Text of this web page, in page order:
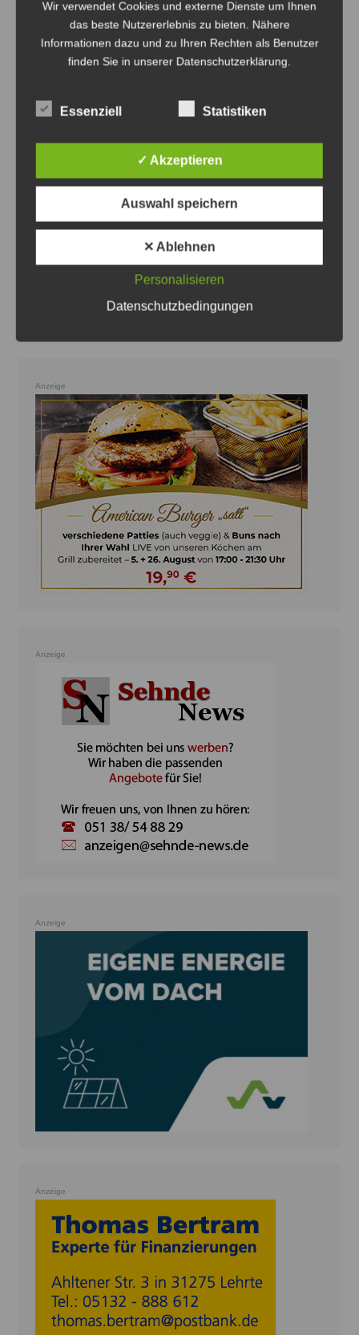
Die Polizei holte den Mann von der Autobahn - Foto:
Mann zu Fuß auf der A 7 unterwegs –
Polizei sucht Zeugen
0
Anzeige
Anzeige
Anzeige
Anzeige
Wir verwendet Cookies und externe Dienste um Ihnen
das beste Nutzererlebnis zu bieten. Nähere
Informationen dazu und zu Ihren Rechten als Benutzer
finden Sie in unserer Datenschutzerklärung.
Essenziell Statistiken
✓ Akzeptieren
Auswahl speichern
✕ Ablehnen
Personalisieren
Datenschutzbedingungen